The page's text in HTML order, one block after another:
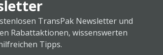
TransPak Newsletter und
Rabattaktionen, wissenswerten
Tipps.